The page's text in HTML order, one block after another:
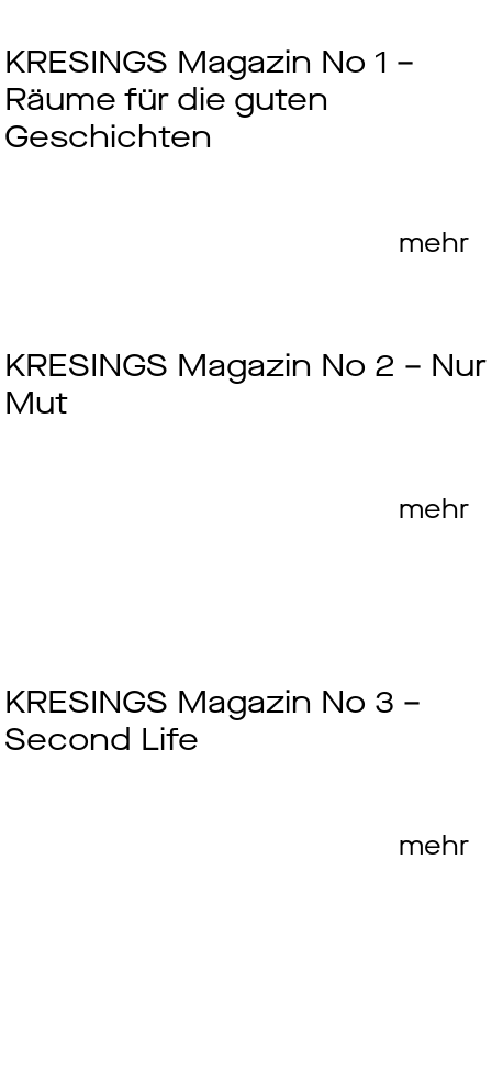
KRESINGS Magazin No 1 –
Räume für die guten
Geschichten
mehr
KRESINGS Magazin No 2 – Nur
Mut
mehr
KRESINGS Magazin No 3 –
Second Life
mehr